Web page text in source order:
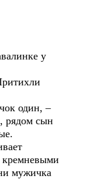
у
один, –
рядом сын
кремневыми
мужичка